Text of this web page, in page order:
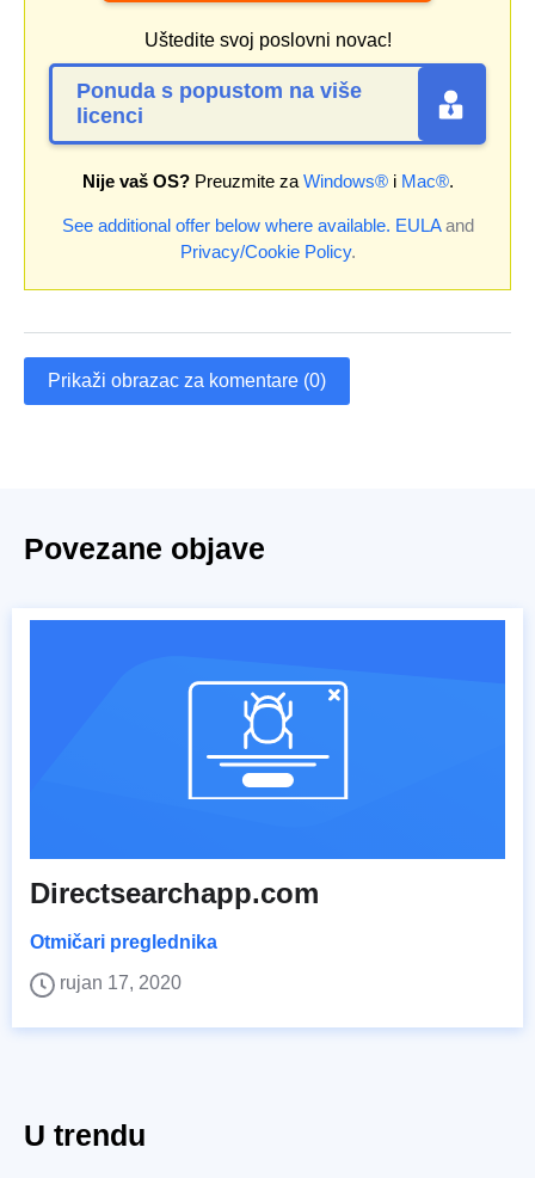
Uštedite svoj poslovni novac!
Ponuda s popustom na više
licenci
Nije vaš OS?Preuzmite za Windows®i Mac®.
See additional offer below where available. EULAand
Privacy/Cookie Policy.
Prikaži obrazac za komentare (0)
Povezane objave
Directsearchapp.com
Otmičari preglednika
rujan 17, 2020
U trendu